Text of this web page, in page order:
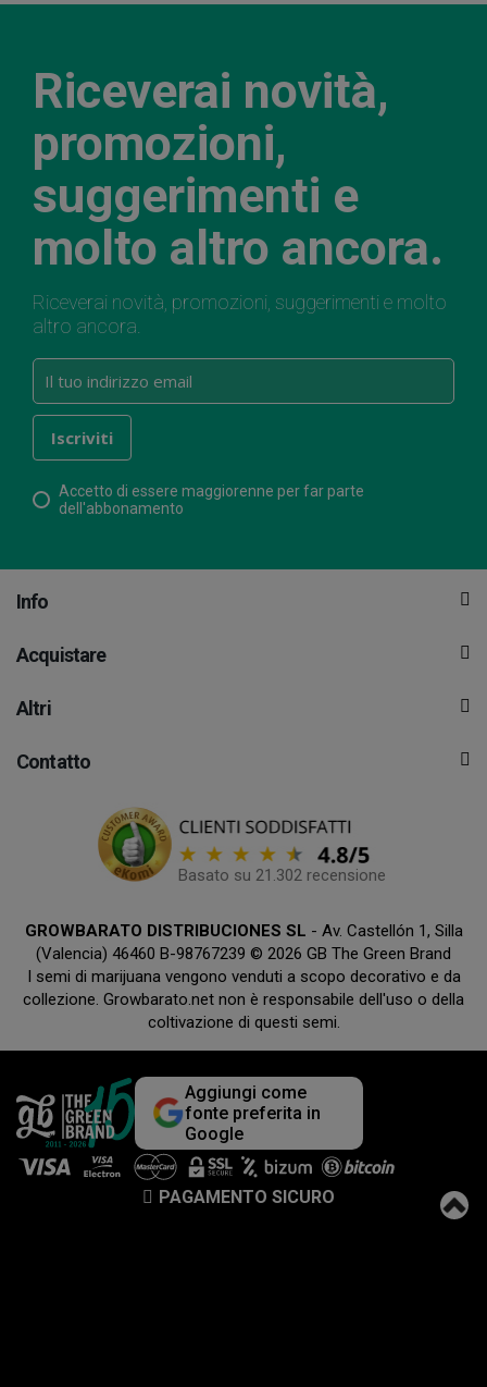
Riceverai novità,
promozioni,
suggerimenti e
molto altro ancora.
Riceverai novità, promozioni, suggerimenti e molto
altro ancora.
Accetto di essere maggiorenne per far parte
dell'abbonamento
Info
Acquistare
Altri
Contatto
Basato su 21.302 recensione
GROWBARATO DISTRIBUCIONES SL - Av. Castellón 1, Silla
(Valencia) 46460 B-98767239 © 2026 GB The Green Brand
I semi di marijuana vengono venduti a scopo decorativo e da
collezione. Growbarato.net non è responsabile dell'uso o della
coltivazione di questi semi.
Aggiungi come
fonte preferita in
Google
PAGAMENTO SICURO